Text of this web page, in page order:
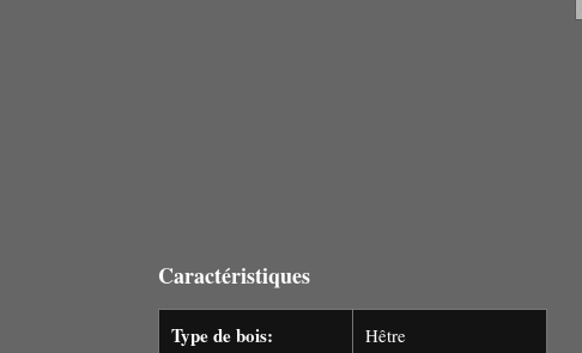
Caractéristiques
Type de bois: Hêtre